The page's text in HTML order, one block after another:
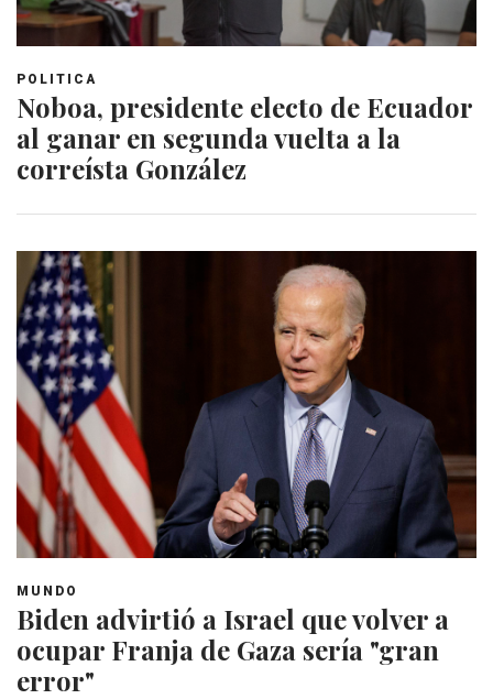
POLITICA
Noboa, presidente electo de Ecuador
al ganar en segunda vuelta a la
correísta González
MUNDO
Biden advirtió a Israel que volver a
ocupar Franja de Gaza sería "gran
error"